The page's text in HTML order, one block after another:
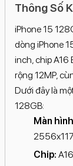
Thông Số
iPhone 15
dòng iPhone
inch, chip A16
rộng 12MP,
Dưới đây là
128GB:
Màn
Chip: